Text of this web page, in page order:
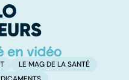
LE MAG DE LA SANTÉ